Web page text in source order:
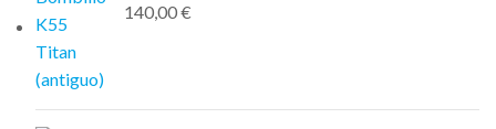
140,00€